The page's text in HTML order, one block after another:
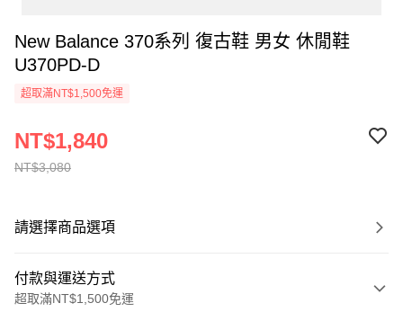
New Balance 370系列 復古鞋 男女 休閒鞋
U370PD-D
超取滿NT$1,500免運
NT$3,080
NT$1,840
請選擇商品選項
付款與運送方式
超取滿NT$1,500免運